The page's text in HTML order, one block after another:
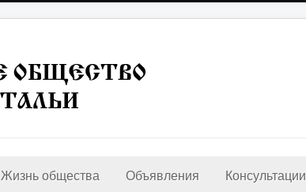
Жизнь общества Объявления Консультации